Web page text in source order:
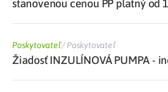
stanovenou cenou PP platný od
Poskytovateľ/Poskytovateľ
Žiadosť INZULÍNOVÁ PUMPA -